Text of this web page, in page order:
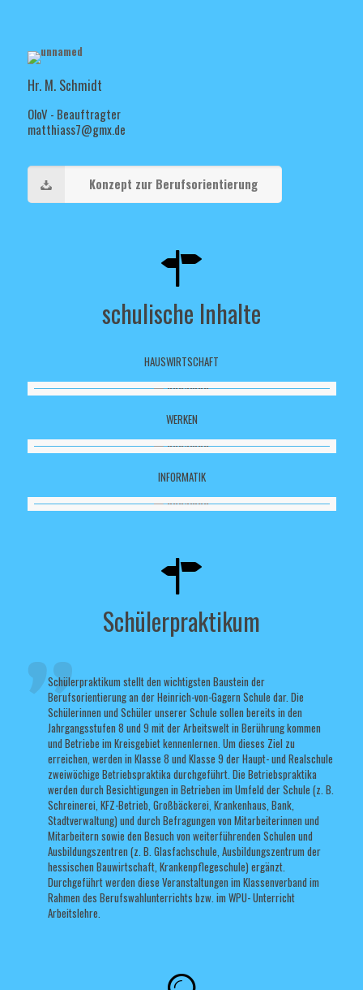
Hr. M. Schmidt
OloV - Beauftragter
matthiass7@gmx.de
Konzept zur Berufsorientierung
schulische Inhalte
HAUSWIRTSCHAFT
WERKEN
INFORMATIK
Schülerpraktikum
Schülerpraktikum stellt den wichtigsten Baustein der
Berufsorientierung an der Heinrich-von-Gagern Schule dar. Die
Schülerinnen und Schüler unserer Schule sollen bereits in den
Jahrgangsstufen 8 und 9 mit der Arbeitswelt in Berührung kommen
und Betriebe im Kreisgebiet kennenlernen. Um dieses Ziel zu
erreichen, werden in Klasse 8 und Klasse 9 der Haupt- und Realschule
zweiwöchige Betriebspraktika durchgeführt. Die Betriebspraktika
werden durch Besichtigungen in Betrieben im Umfeld der Schule (z. B.
Schreinerei, KFZ-Betrieb, Großbäckerei, Krankenhaus, Bank,
Stadtverwaltung) und durch Befragungen von Mitarbeiterinnen und
Mitarbeitern sowie den Besuch von weiterführenden Schulen und
Ausbildungszentren (z. B. Glasfachschule, Ausbildungszentrum der
hessischen Bauwirtschaft, Krankenpflegeschule) ergänzt.
Durchgeführt werden diese Veranstaltungen im Klassenverband im
Rahmen des Berufswahlunterrichts bzw. im WPU- Unterricht
Arbeitslehre.